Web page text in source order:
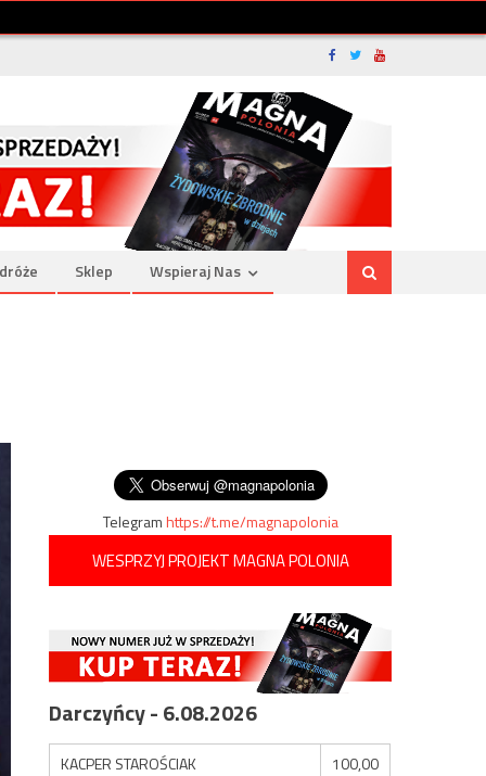
Sklep Wspieraj Nas
Telegramhttps://t.me/magnapolonia
WESPRZYJ PROJEKT MAGNA POLONIA
Darczyńcy - 6.08.2026
KACPER STAROŚCIAK
100,00